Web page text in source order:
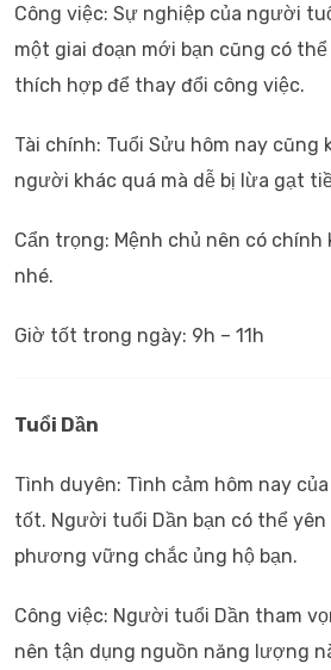
Công việc: Sự nghiệp của người
một giai đoạn mới bạn cũng có
thích hợp để thay đổi công việc.
Tài chính: Tuổi Sửu hôm nay
người khác quá mà dễ bị lừa gạt
Cẩn trọng: Mệnh chủ nên có chính
nhé.
Giờ tốt trong ngày: 9h – 11h
Tuổi Dần
Tình duyên: Tình cảm hôm nay
tốt. Người tuổi Dần bạn có thể
phương vững chắc ủng hộ bạn.
Công việc: Người tuổi Dần tham
nên tận dụng nguồn năng lượng